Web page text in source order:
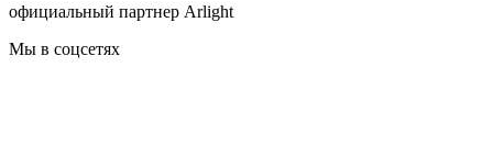
официальный партнер Arlight
Мы в соцсетях